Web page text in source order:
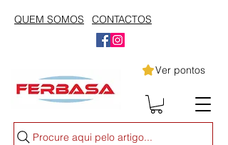
QUEM SOMOS CONTACTOS
Ver pontos
Procure aqui pelo artigo...